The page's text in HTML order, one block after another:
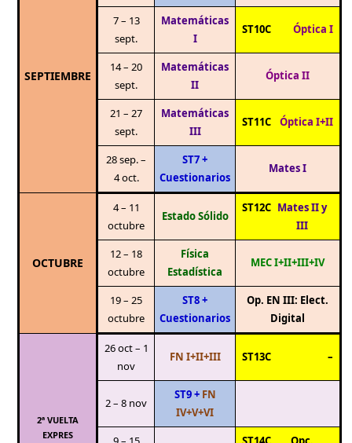
SEPTIEMBRE
7 – 13
sept.
Matemáticas
I
ST10C Óptica I
14 – 20
sept.
Matemáticas
II
Óptica II
21 – 27
sept.
Matemáticas
III
ST11C Óptica I+II
28 sep. –
4 oct.
ST7 +
Cuestionarios
Mates I
OCTUBRE
4 – 11
octubre
Estado Sólido
ST12C Mates II y
III
12 – 18
octubre
Física
Estadística
MEC I+II+III+IV
19 – 25
octubre
ST8 +
Cuestionarios
Op. EN III: Elect.
Digital
2ª VUELTA
EXPRES
26 oct – 1
nov
FN I+II+III ST13C –
2 – 8 nov
ST9 + FN
IV+V+VI